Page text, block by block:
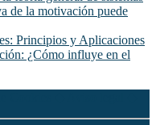
de la motivación puede
Principios y Aplicaciones
¿Cómo influye en el